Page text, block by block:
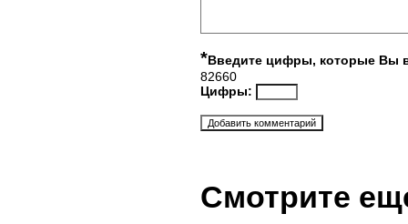
*Введите цифры, которые Вы
82660
Цифры:
Смотрите